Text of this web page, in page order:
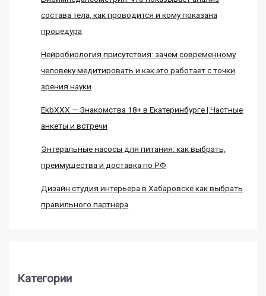
состава тела, как проводится и кому показана
процедура
Нейробиология присутствия: зачем современному
человеку медитировать и как это работает с точки
зрения науки
EkbXXX — Знакомства 18+ в Екатеринбурге | Частные
анкеты и встречи
Энтеральные насосы для питания: как выбрать,
преимущества и доставка по РФ
Дизайн студия интерьера в Хабаровске как выбрать
правильного партнера
Категории